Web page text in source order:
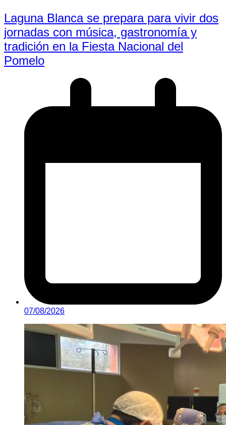
Laguna Blanca se prepara para vivir dos
jornadas con música, gastronomía y
tradición en la Fiesta Nacional del
Pomelo
07/08/2026